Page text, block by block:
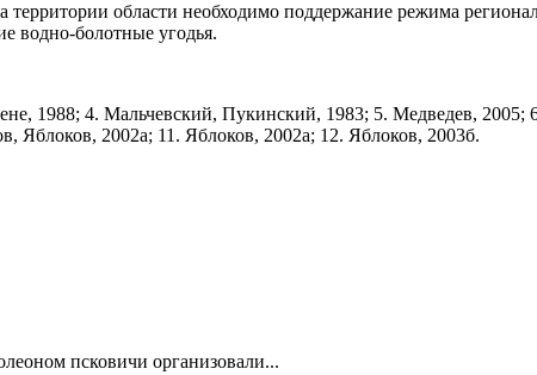
области необ­ходимо поддержание режима
водно-болотные угодья.
1988; 4. Мальчевский, Пукинский, 1983; 5. Медведев, 2005;
Яблоков, 2002а; 11. Яблоков, 2002а; 12. Яблоков, 2003б.
псковичи организовали...